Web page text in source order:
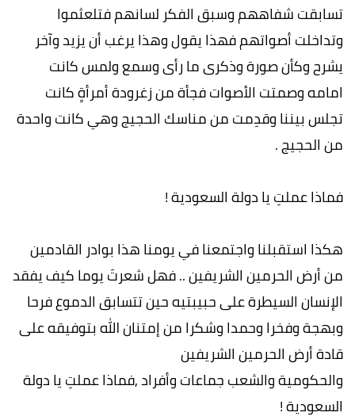
تسابقت شفاههم وسبق الفكر لسانهم فتلعثموا
وتداخلت أصواتهم فهذا يقول وهذا يرغب أن يزيد وآخر
يشرح وكأن صورة وذكرى ما رأى وسمع ولمس كانت
امامه وصمتت الأصوات فجأة من زغرودة أمرأةٍ كانت
تجلس بيننا وقدِمت من مناسك الحجيج وهي كانت واحدة
من الحجيج .
فماذا عملتِ يا دولة السعودية !
هكذا استقبلنا واجتمعنا في يومنا هذا بوادر القادمين
من أرض الحرمين الشريفين .. فهل شعرتَ يوما كيف يفقد
الإنسان السيطرة على حبيبتيه حين تتسابق الدموع فرحا
وبهجة وفخرا وحمدا وشكرا من إمتنان الله بتوفيقه على
قادة أرض الحرمين الشريفين
والحكومية والشعب جماعات وأفراد ,فماذا عملتِ يا دولة
السعودية !